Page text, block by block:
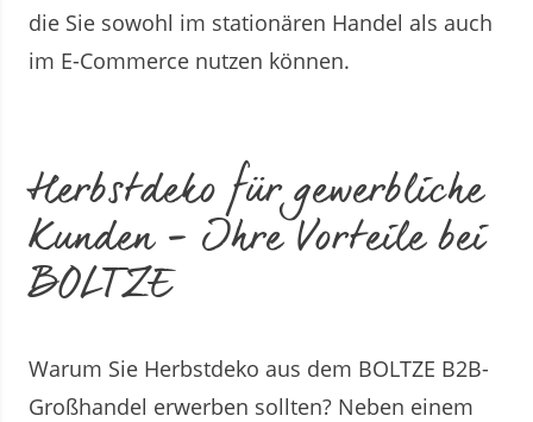
die Sie sowohl im stationären Handel als auch
im E-Commerce nutzen können.
Herbstdeko für gewerbliche
Kunden – Ihre Vorteile bei
BOLTZE
Warum Sie Herbstdeko aus dem BOLTZE B2B-
Großhandel erwerben sollten? Neben einem